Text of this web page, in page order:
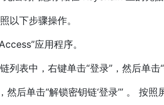
以下步骤操作。
应用程序。
列表中，右键单击“登录”，然后单击
然后单击“解锁密钥链‘登录’” 。 按照